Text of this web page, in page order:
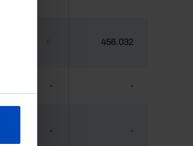
456.032
- -
- -